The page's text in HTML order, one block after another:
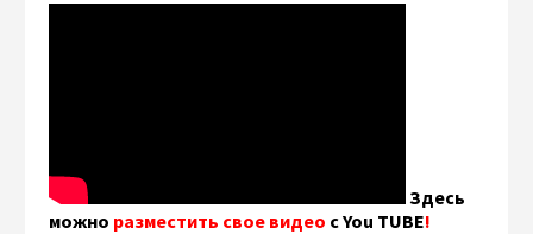
Здесь
можно разместить свое видео с You TUBE!